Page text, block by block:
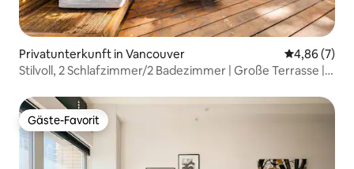
Privatunterkunft in Vancouver
4,86 (7)
Stilvoll, 2 Schlafzimmer/2 Badezimmer | Große Terrasse |
Gäste-Favorit
Gäste-Favorit